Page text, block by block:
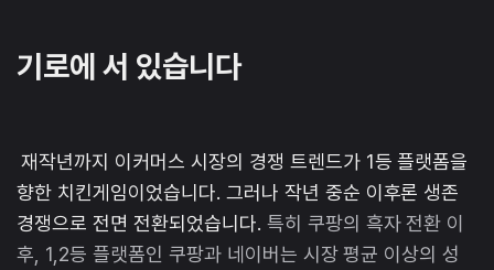
기로에 서 있습니다
재작년까지 이커머스 시장의 경쟁 트렌드가 1등 플랫폼을
향한 치킨게임이었습니다. 그러나 작년 중순 이후론 생존
경쟁으로 전면 전환되었습니다. 특히 쿠팡의 흑자 전환 이
후, 1,2등 플랫폼인 쿠팡과 네이버는 시장 평균 이상의 성